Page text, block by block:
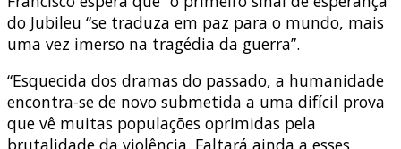
do Jubileu “se traduza em paz para o mundo, mais
uma vez imerso na tragédia da guerra”.
“Esquecida dos dramas do passado, a humanidade
encontra-se de novo submetida a uma difícil prova
que vê muitas populações oprimidas pela
brutalidade da violência. Faltará ainda a esses